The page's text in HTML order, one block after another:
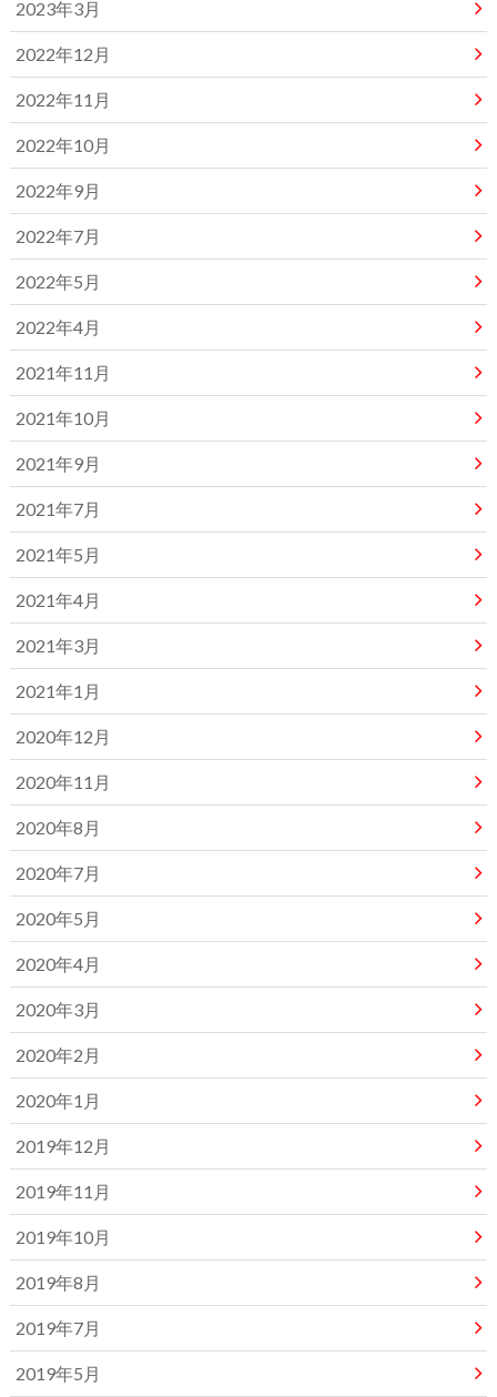
2023年3月
2022年12月
2022年11月
2022年10月
2022年9月
2022年7月
2022年5月
2022年4月
2021年11月
2021年10月
2021年9月
2021年7月
2021年5月
2021年4月
2021年3月
2021年1月
2020年12月
2020年11月
2020年8月
2020年7月
2020年5月
2020年4月
2020年3月
2020年2月
2020年1月
2019年12月
2019年11月
2019年10月
2019年8月
2019年7月
2019年5月